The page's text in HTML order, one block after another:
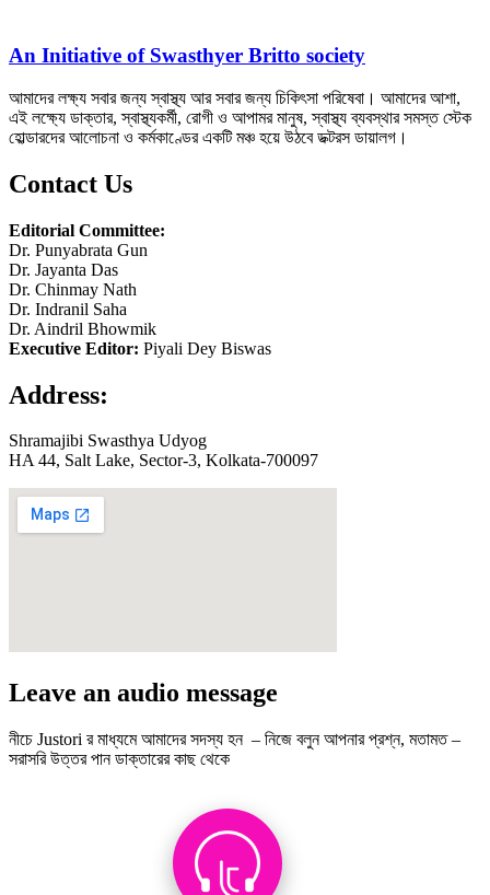
An Initiative of Swasthyer Britto society
আমাদের লক্ষ্য সবার জন্য স্বাস্থ্য আর সবার জন্য চিকিৎসা পরিষেবা। আমাদের আশা,
এই লক্ষ্যে ডাক্তার, স্বাস্থ্যকর্মী, রোগী ও আপামর মানুষ, স্বাস্থ্য ব্যবস্থার সমস্ত স্টেক
হোল্ডারদের আলোচনা ও কর্মকাণ্ডের একটি মঞ্চ হয়ে উঠবে ডক্টরস ডায়ালগ।
Contact Us
Editorial Committee:
Dr. Punyabrata Gun
Dr. Jayanta Das
Dr. Chinmay Nath
Dr. Indranil Saha
Dr. Aindril Bhowmik
Executive Editor: Piyali Dey Biswas
Address:
Shramajibi Swasthya Udyog
HA 44, Salt Lake, Sector-3, Kolkata-700097
Leave an audio message
নীচে Justori র মাধ্যমে আমাদের সদস্য হন – নিজে বলুন আপনার প্রশ্ন, মতামত –
সরাসরি উত্তর পান ডাক্তারের কাছ থেকে